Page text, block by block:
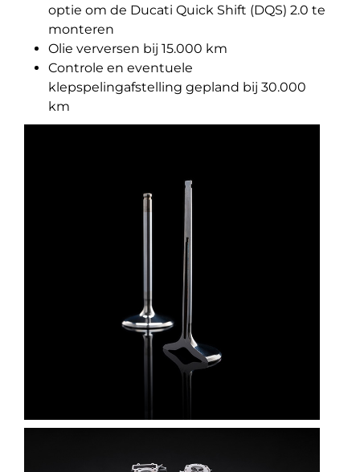
optie om de Ducati Quick Shift (DQS) 2.0 te
monteren
Olie verversen bij 15.000 km
Controle en eventuele
klepspelingafstelling gepland bij 30.000
km